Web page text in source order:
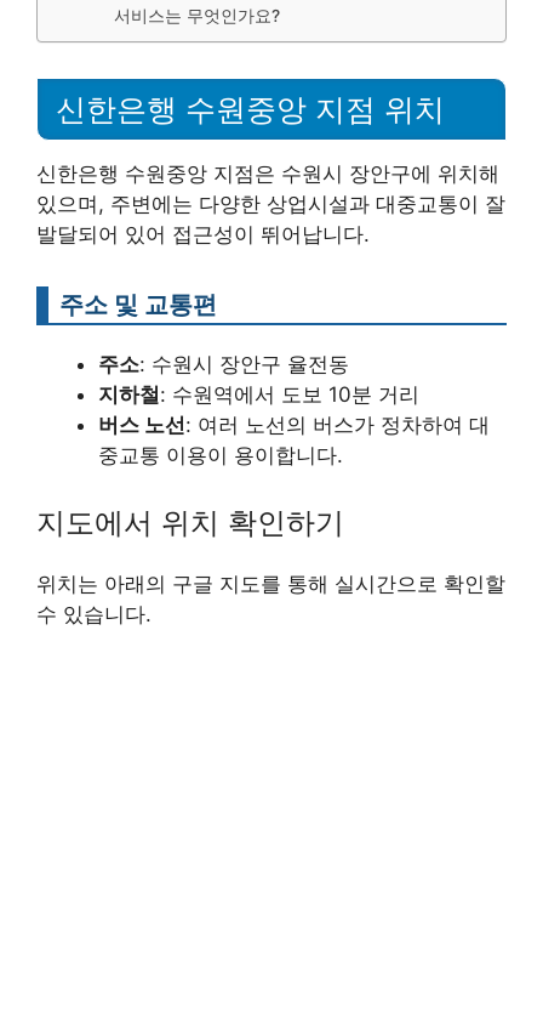
서비스는 무엇인가요?
신한은행 수원중앙 지점 위치
신한은행 수원중앙 지점은 수원시 장안구에 위치해
있으며, 주변에는 다양한 상업시설과 대중교통이 잘
발달되어 있어 접근성이 뛰어납니다.
주소 및 교통편
주소: 수원시 장안구 율전동
지하철: 수원역에서 도보 10분 거리
버스 노선: 여러 노선의 버스가 정차하여 대
중교통 이용이 용이합니다.
지도에서 위치 확인하기
위치는 아래의 구글 지도를 통해 실시간으로 확인할
수 있습니다.